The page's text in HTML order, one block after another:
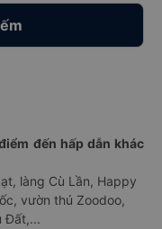
đến hấp dẫn khác
làng Cù Lần, Happy
vườn thú Zoodoo,
Đất,...